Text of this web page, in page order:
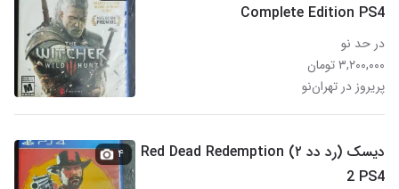
Complete Edition PS4
در حد نو
۳,۲۰۰,۰۰۰ تومان
پریروز در تهران‌نو
دیسک (رد دد ۲) Red Dead Redemption
2 PS4
۴